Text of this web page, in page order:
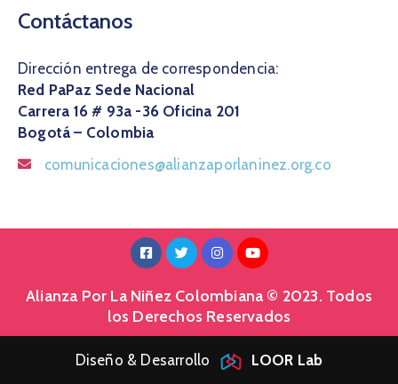
Contáctanos
Dirección entrega de correspondencia:
Red PaPaz Sede Nacional
Carrera 16 # 93a -36 Oficina 201
Bogotá – Colombia
comunicaciones@alianzaporlaninez.org.co
Alianza Por La Niñez Colombiana © 2023. Todos
los Derechos Reservados
Diseño & Desarrollo LOOR Lab